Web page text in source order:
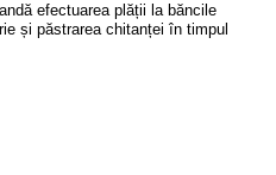
efectuarea plății la băncile
și păstrarea chitanței în timpul